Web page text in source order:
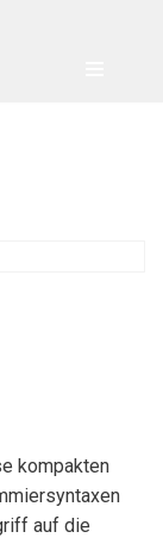
kompakten
auf die